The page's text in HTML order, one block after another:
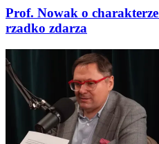
Prof. Nowak o
rzadko zdarza